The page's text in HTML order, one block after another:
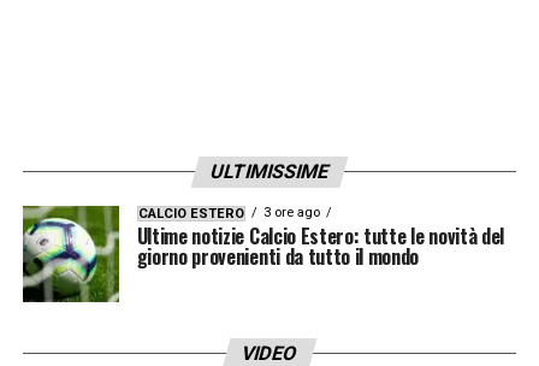
ULTIMISSIME
CALCIO ESTERO 3 ore ago
Ultime notizie Calcio Estero: tutte le novità del
giorno provenienti da tutto il mondo
VIDEO